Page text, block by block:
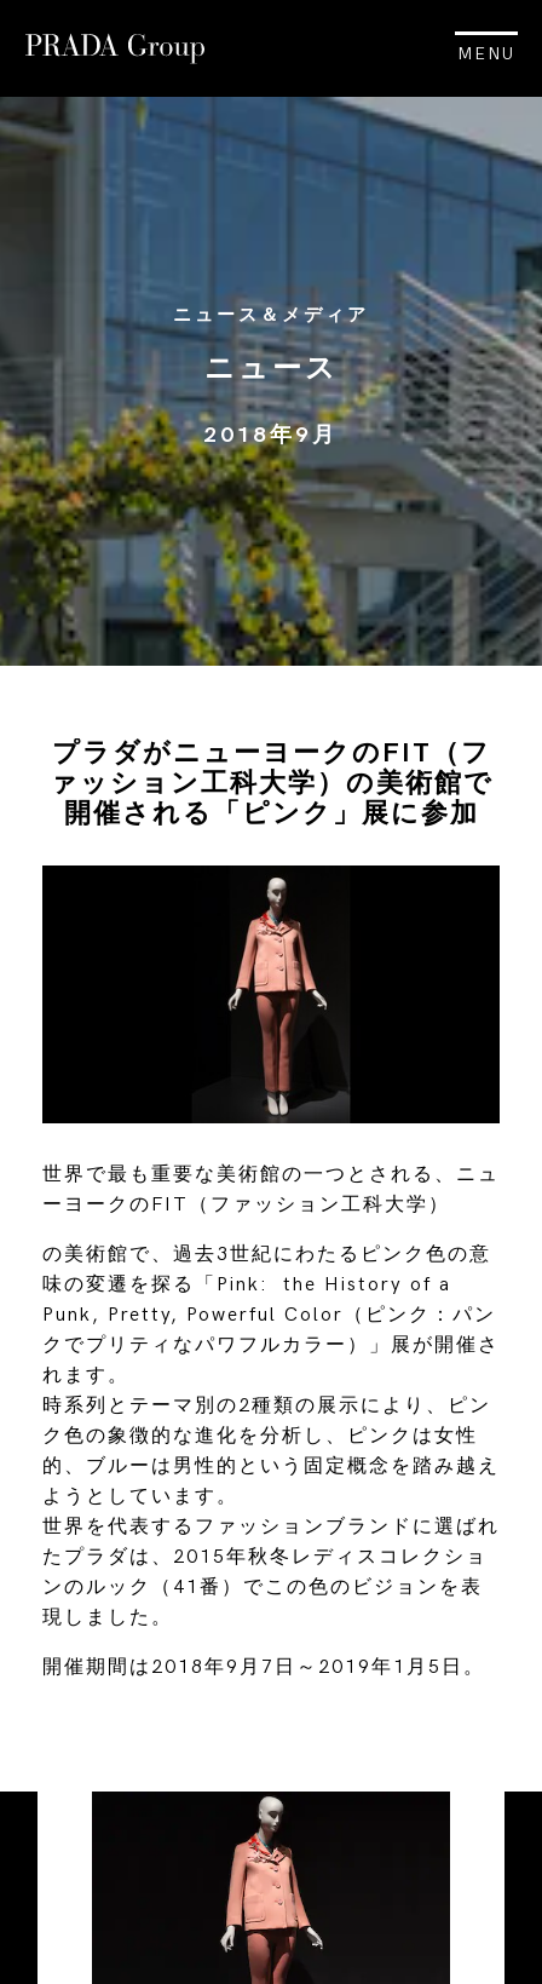
MENU
ニュース＆メディア
ニュース
2018年9月
プラダがニューヨークのFIT（フ
ァッション工科大学）の美術館で
開催される「ピンク」展に参加
世界で最も重要な美術館の一つとされる、ニュ
ーヨークのFIT（ファッション工科大学）
の美術館で、過去3世紀にわたるピンク色の意
味の変遷を探る「Pink:
the History of a
Punk, Pretty, Powerful Color（ピンク：パン
クでプリティなパワフルカラー）」展が開催さ
れます。
時系列とテーマ別の2種類の展示により、ピン
ク色の象徴的な進化を分析し、ピンクは女性
的、ブルーは男性的という固定概念を踏み越え
ようとしています。
世界を代表するファッションブランドに選ばれ
たプラダは、2015年秋冬レディスコレクショ
ンのルック（41番）でこの色のビジョンを表
現しました。
開催期間は2018年9月7日～2019年1月5日。